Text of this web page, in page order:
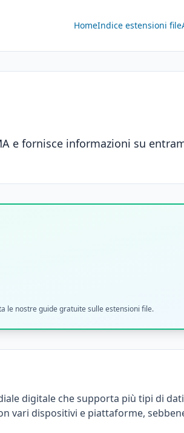
HomeIndice estensioni file
e fornisce informazioni su
le nostre guide gratuite sulle estensioni file.
digitale che supporta più tipi di dati
vari dispositivi e piattaforme,